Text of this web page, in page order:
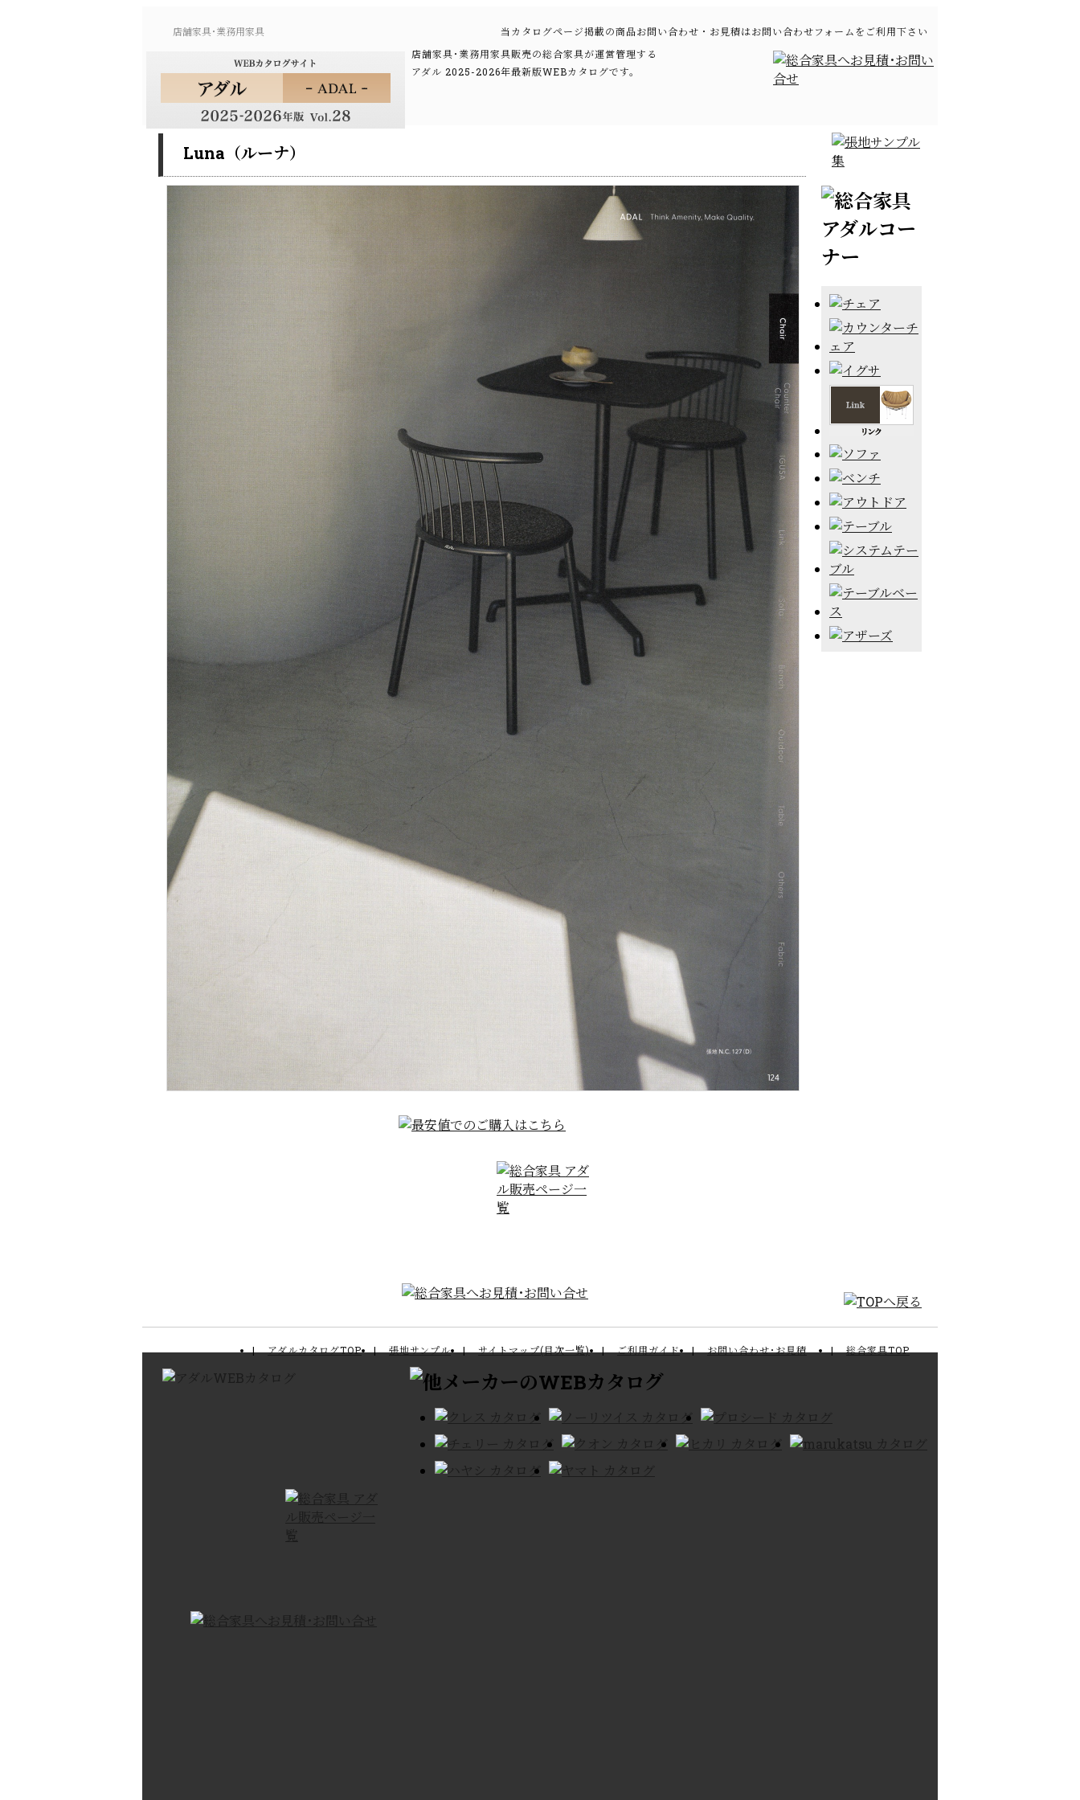
店舗家具･業務用家具
店舗家具･業務用家具販売の総合家具が運営管理する
アダル 2025-2026年最新版WEBカタログです。
当カタログページ掲載の商品お問い合わせ・お見積はお問い合わせフォームをご利用下さい
Luna（ルーナ）
アダルカタログTOP 張地サンプル サイトマップ(目次一覧) ご利用ガイド お問い合わせ･お見積 総合家具TOP